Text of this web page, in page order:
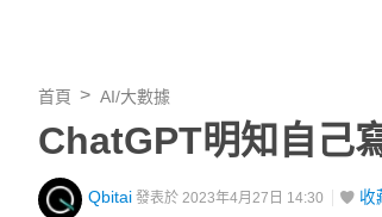
首頁 AI/大數據
ChatGPT明知自己
Qbitai 發表於 2023年4月27日 14:30 收